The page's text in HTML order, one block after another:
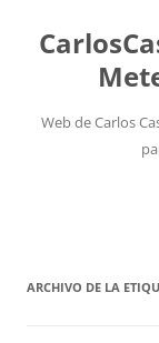
contenido
Web de Carlos
ARCHIVO DE LA